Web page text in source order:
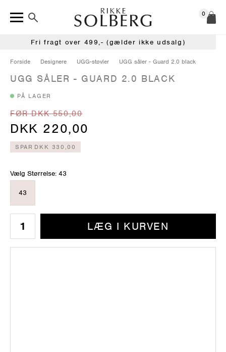
0
Fri fragt over 499,- (gælder ikke udsalg)
Forside Designere UGG-støvler UGG såler - Guard 2.0 black
UGG SÅLER - GUARD 2.0 BLACK
PÅ LAGER
FØR DKK 550,00
DKK 220,00
SPAR DKK 330,00
Vælg Størrelse: 43
43
LÆG I KURVEN